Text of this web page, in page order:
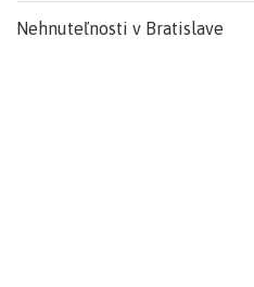
Nehnuteľnosti v Bratislave